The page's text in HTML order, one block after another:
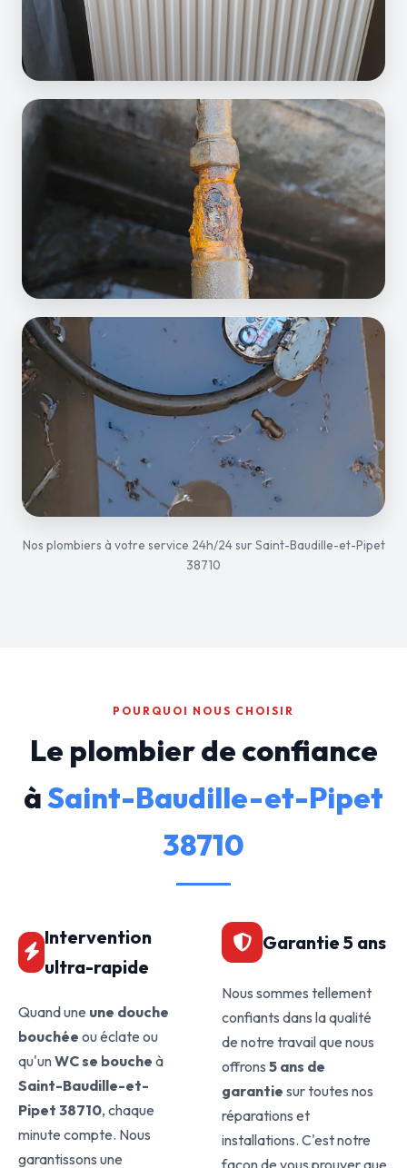
Nos plombiers à votre service 24h/24 sur Saint-Baudille-et-Pipet
38710
POURQUOI NOUS CHOISIR
Le plombier de confiance
àSaint-Baudille-et-Pipet
38710
Intervention
ultra-rapide
Quand une une douche
bouchée ou éclate ou
qu'unWC se bouche à
Saint-Baudille-et-
Pipet 38710, chaque
minute compte. Nous
garantissons une
Garantie 5 ans
Nous sommes tellement
confiants dans la qualité
de notre travail que nous
offrons 5 ans de
garantie sur toutes nos
réparations et
installations. C'est notre
façon de vous prouver que